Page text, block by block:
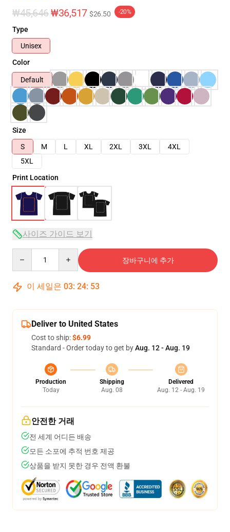
₩45,646₩36,517 $26.50 -20%
Type
Unisex
Color
Default
Size
S
M L XL 2XL 3XL
4XL
5XL
Print Location
사이즈 가이드 보기
장바구니에 추가
이 세일은 03: 24: 53
Deliver to United States
Cost to ship:$6.99
Standard - Order today to get byAug. 12 - Aug. 19
Production
Today
Shipping
Aug. 08
Delivered
Aug. 12 - Aug. 19
안전한 거래
전 세계 어디든 배송
모든 소포에 추적 번호 제공
상품을 받지 못한 경우 전액 환불